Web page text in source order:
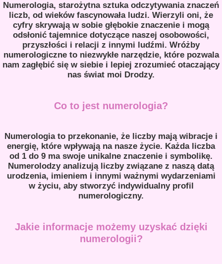
Numerologia, starożytna sztuka odczytywania znaczeń
liczb, od wieków fascynowała ludzi. Wierzyli oni, że
cyfry skrywają w sobie głębokie znaczenie i mogą
odsłonić tajemnice dotyczące naszej osobowości,
przyszłości i relacji z innymi ludźmi. Wróżby
numerologiczne to niezwykłe narzędzie, które pozwala
nam zagłębić się w siebie i lepiej zrozumieć otaczający
nas świat moi Drodzy.
Co to jest numerologia?
Numerologia to przekonanie, że liczby mają wibracje i
energię, które wpływają na nasze życie. Każda liczba
od 1 do 9 ma swoje unikalne znaczenie i symbolikę.
Numerolodzy analizują liczby związane z naszą datą
urodzenia, imieniem i innymi ważnymi wydarzeniami
w życiu, aby stworzyć indywidualny profil
numerologiczny.
Jakie informacje możemy uzyskać dzięki
numerologii?